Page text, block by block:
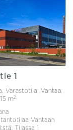
1
Varastotila, Vantaa,
m2
Vantaan
Tilassa 1